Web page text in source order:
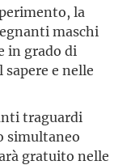
la
maschi
in grado di
e nelle
traguardi
simultaneo
gratuito nelle